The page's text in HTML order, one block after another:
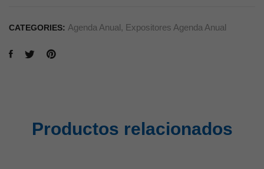
CATEGORIES: Agenda Anual, Expositores Agenda Anual
Productos relacionados